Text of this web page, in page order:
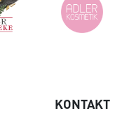
KONTAKT